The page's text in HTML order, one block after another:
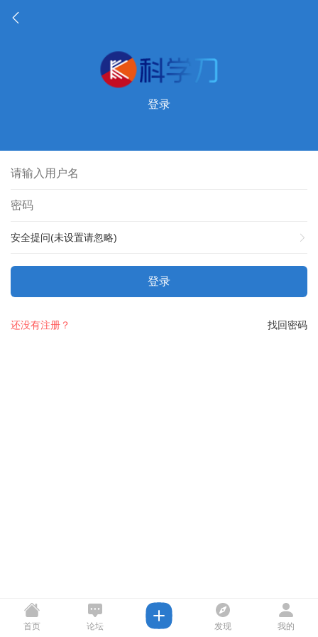
登录
安全提问(未设置请忽略)
登录
找回密码
还没有注册？
首页 论坛 发现 我的